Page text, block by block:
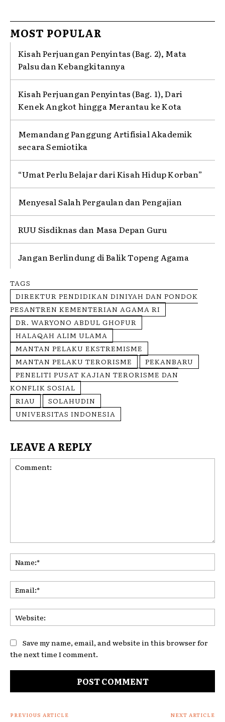
MOST POPULAR
Kisah Perjuangan Penyintas (Bag. 2), Mata
Palsu dan Kebangkitannya
Kisah Perjuangan Penyintas (Bag. 1), Dari
Kenek Angkot hingga Merantau ke Kota
Memandang Panggung Artifisial Akademik
secara Semiotika
“Umat Perlu Belajar dari Kisah Hidup Korban”
Menyesal Salah Pergaulan dan Pengajian
RUU Sisdiknas dan Masa Depan Guru
Jangan Berlindung di Balik Topeng Agama
TAGS
DIREKTUR PENDIDIKAN DINIYAH DAN PONDOK
PESANTREN KEMENTERIAN AGAMA RI
DR. WARYONO ABDUL GHOFUR
HALAQAH ALIM ULAMA
MANTAN PELAKU EKSTREMISME
MANTAN PELAKU TERORISME
PEKANBARU
PENELITI PUSAT KAJIAN TERORISME DAN
KONFLIK SOSIAL
RIAU
SOLAHUDIN
UNIVERSITAS INDONESIA
LEAVE A REPLY
Save my name, email, and website in this browser for
the next time I comment.
PREVIOUS ARTICLE NEXT ARTICLE